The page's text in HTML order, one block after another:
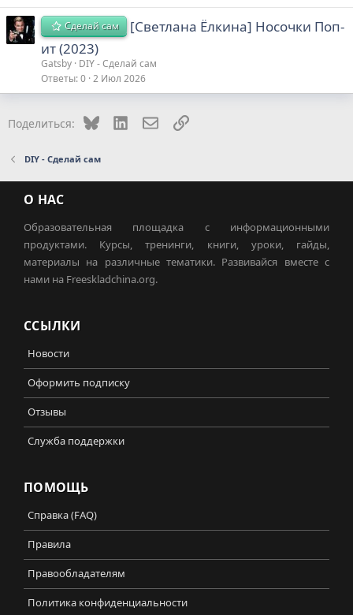
Сделай сам
[Светлана Ёлкина] Носочки Поп-
ит (2023)
Gatsby DIY - Сделай сам
Ответы 0 2 Июл 2026
Поделиться: Bluesky LinkedInЭлектронная почта
Ссылка
DIY - Сделай сам
О НАС
Образовательная площадка с информационными
продуктами. Курсы, тренинги, книги, уроки, гайды,
материалы на различные тематики. Развивайся вместе с
нами на Freeskladchina.org.
ССЫЛКИ
Новости
Оформить подписку
Отзывы
Служба поддержки
ПОМОЩЬ
Справка (FAQ)
Правила
Правообладателям
Политика конфиденциальности